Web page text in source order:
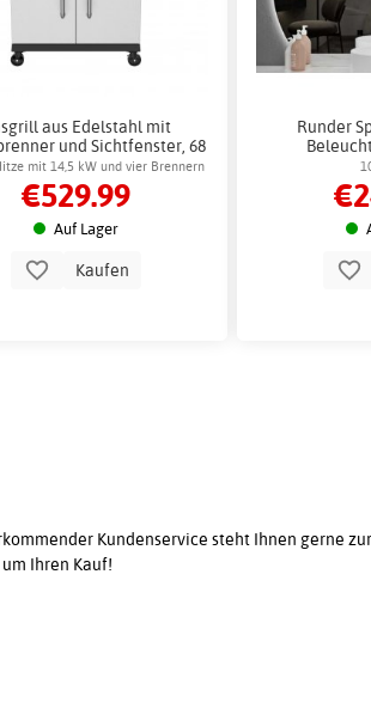
aus Edelstahl mit
und Sichtfenster, 68
x 42 cm
mit 14,5 kW und vier Brennern
€529.99
Auf Lager
Kaufen
Runder
Kundenservice steht Ihnen gerne
Ihren Kauf!